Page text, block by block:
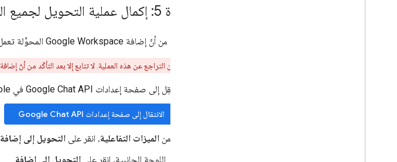
الخطوة 5: إكمال عملية التحويل لجميع المستخدمين
بعد التأكّد من أنّ إضافة Google Workspace المحوَّلة تعمل بشكل صحيح، يمكنك إتاحتها لجميع المستخدمين.
لا يمكن التراجع عن هذه العملية. لا تتابع إلا بعد التأكّد من أنّ إضافة Google Workspace المحوَّلة تم اختبارها بالكامل وأنّها تعمل بشكل سليم.
انتقِل إلى صفحة إعدادات Google Chat API في Google Cloud Console.
الانتقال إلى صفحة إعدادات Google Chat API
ضمن الميزات التفاعلية، انقر على التحويل إلى إضافة
في اللوحة الجانبية، انقر على التحويل إلى إضافة.